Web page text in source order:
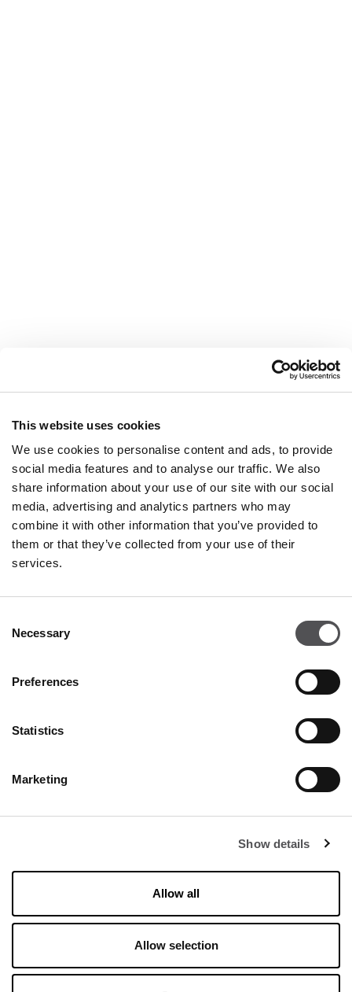
This website uses cookies
We use cookies to personalise content and ads, to provide
social media features and to analyse our traffic. We also
share information about your use of our site with our social
media, advertising and analytics partners who may
combine it with other information that you’ve provided to
them or that they’ve collected from your use of their
services.
Selection
Necessary
Preferences
Statistics
Marketing
Show details
Allow all
Allow selection
GUTTERIDGE
Piazza Cascina Moie 1/2
FRANCIACORTA
DESIGNER VILLAGE
Orari di apertura